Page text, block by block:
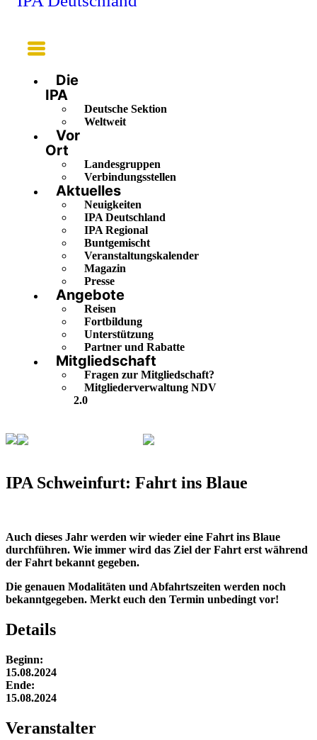
Main
Menu
Die
IPA
Deutsche Sektion
Weltweit
Vor
Ort
Landesgruppen
Verbindungsstellen
Aktuelles
Neuigkeiten
IPA Deutschland
IPA Regional
Buntgemischt
Veranstaltungskalender
Magazin
Presse
Angebote
Reisen
Fortbildung
Unterstützung
Partner und Rabatte
Mitgliedschaft
Fragen zur Mitgliedschaft?
Mitgliederverwaltung NDV
2.0
IPA Schweinfurt: Fahrt ins Blaue
Auch dieses Jahr werden wir wieder eine Fahrt ins Blaue
durchführen. Wie immer wird das Ziel der Fahrt erst während
der Fahrt bekannt gegeben.
Die genauen Modalitäten und Abfahrtszeiten werden noch
bekanntgegeben. Merkt euch den Termin unbedingt vor!
Details
Beginn:
15.08.2024
Ende:
15.08.2024
Veranstalter